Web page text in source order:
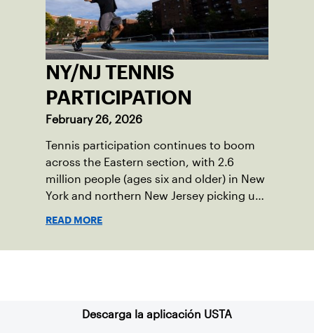
NY/NJ TENNIS
PARTICIPATION
February 26, 2026
Tennis participation continues to boom
across the Eastern section, with 2.6
million people (ages six and older) in New
York and northern New Jersey picking up
READ MORE
Descarga la aplicación USTA